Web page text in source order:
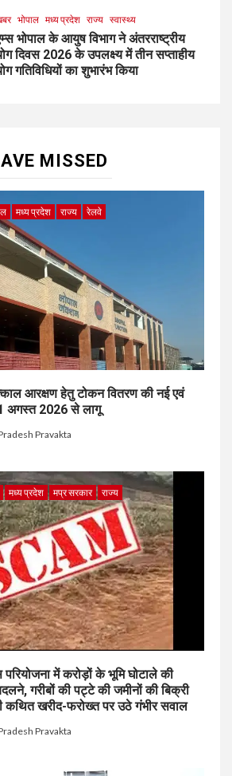
भोपाल मध्य प्रदेश राज्य स्वास्थ्य
भोपाल के आयुष विभाग ने अंतरराष्ट्रीय
दिवस 2026 के उपलक्ष्य में तीन सप्ताहीय
गतिविधियों का शुभारंभ किया
MISSED
मध्य प्रदेश राज्य रेलवे
आरक्षण हेतु टोकन वितरण की नई एवं
अगस्त 2026 से लागू
Pravakta
मध्य प्रदेश मप्र सरकार राज्य
में करोड़ों के भूमि घोटाले की
गरीबों की पट्टे की जमीनों की बिक्री
खरीद-फरोख्त पर उठे गंभीर सवाल
Pravakta